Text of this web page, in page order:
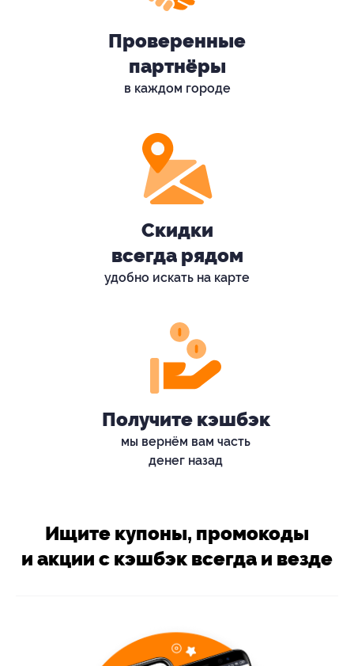
Проверенные
партнёры
в каждом городе
Скидки
всегда рядом
удобно искать на карте
Получите кэшбэк
мы вернём вам часть
денег назад
Ищите купоны, промокоды
и акции с кэшбэк всегда и везде